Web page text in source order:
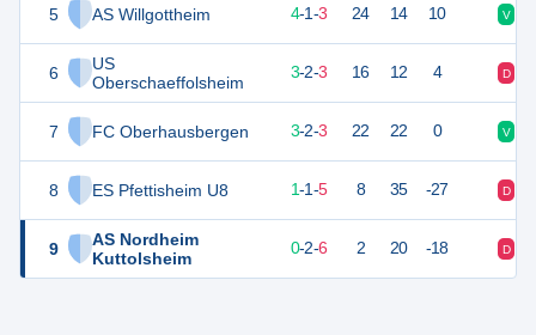
5 AS Willgottheim
6
US
Oberschaeffolsheim
7 FC Oberhausbergen
8 ES Pfettisheim U8
9
AS Nordheim
Kuttolsheim
4-1-3 24 14 10 V
11 3-2-3 16 12 4 D
11 3-2-3 22 22 0 V
3 1-1-5 8 35 -27 D
0-2-6 2 20 -18 D